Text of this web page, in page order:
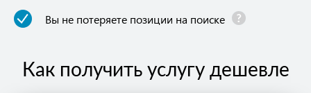
Вы не потеряете позиции на поиске
Как получить услугу дешевле